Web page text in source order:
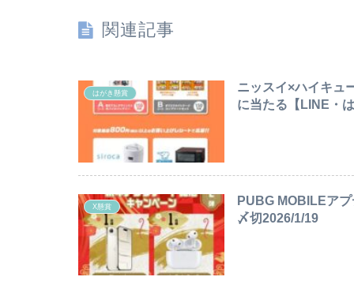
関連記事
はがき懸賞
ニッスイ×ハイキュ
に当たる【LINE・
X懸賞
PUBG MOBILEア
〆切2026/1/19